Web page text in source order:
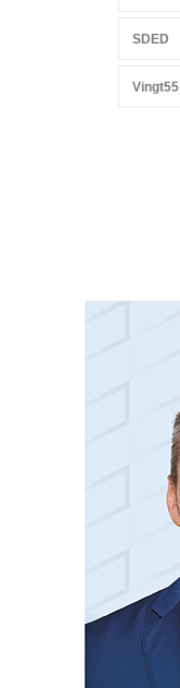
SDED
Vingt55